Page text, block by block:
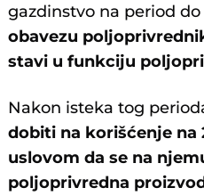
gazdinstvo na period
obavezu
stavi u funkciju
Nakon isteka tog
dobiti na korišćenje na
uslovom da se na
poljoprivredna